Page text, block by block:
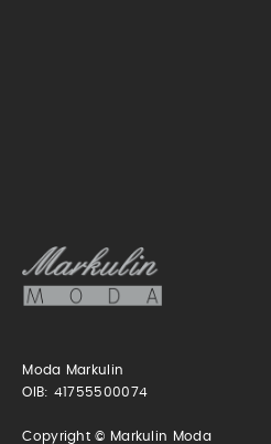
Moda Markulin
OIB: 41755500074
Copyright © Markulin Moda